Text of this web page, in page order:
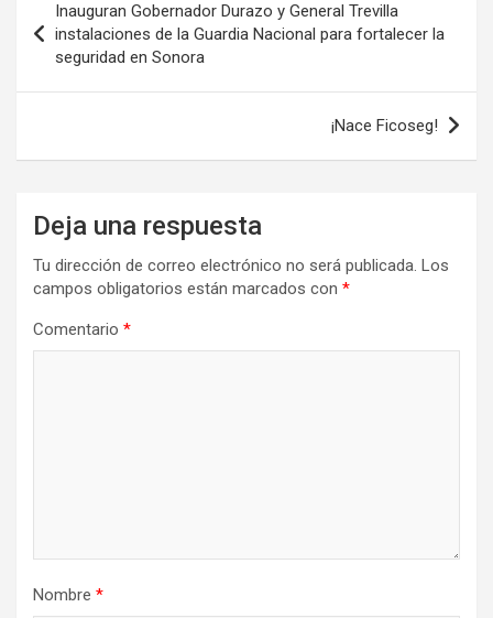
de
entradas
Inauguran Gobernador Durazo y General Trevilla
instalaciones de la Guardia Nacional para fortalecer la
seguridad en Sonora
¡Nace Ficoseg!
Deja una respuesta
Tu dirección de correo electrónico no será publicada. Los
campos obligatorios están marcados con *
Comentario *
Nombre *